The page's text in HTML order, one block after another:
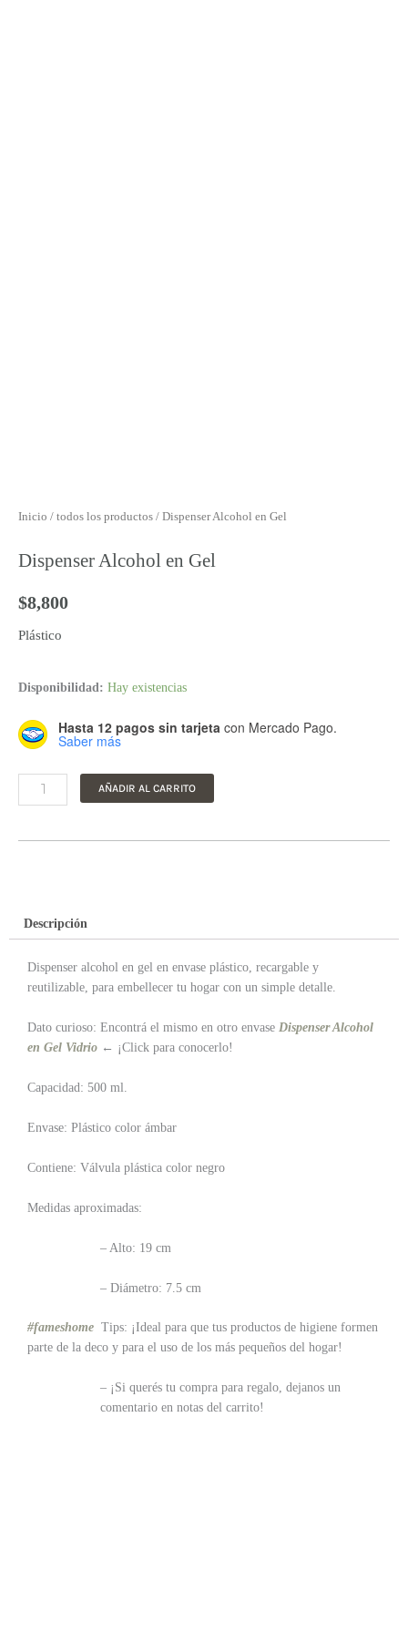
Inicio / todos los productos / Dispenser Alcohol en Gel
Dispenser Alcohol en Gel
$8,800
Plástico
Disponibilidad: Hay existencias
Hasta 12 pagos sin tarjeta con Mercado Pago.
Saber más
Dispenser
en
Gel
AÑADIR AL CARRITO
Descripción
Dispenser alcohol en gel en envase plástico, recargable y
reutilizable, para embellecer tu hogar con un simple detalle.
Dato curioso: Encontrá el mismo en otro envase Dispenser Alcohol
en Gel Vidrio ← ¡Click para conocerlo!
Capacidad: 500 ml.
Envase: Plástico color ámbar
Contiene: Válvula plástica color negro
Medidas aproximadas:
– Alto: 19 cm
– Diámetro: 7.5 cm
#fameshome Tips: ¡Ideal para que tus productos de higiene formen
parte de la deco y para el uso de los más pequeños del hogar!
– ¡Si querés tu compra para regalo, dejanos un
comentario en notas del carrito!